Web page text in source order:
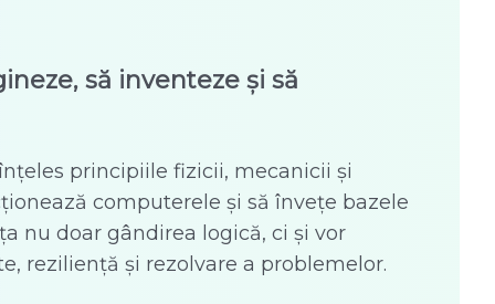
să inventeze și să
principiile fizicii, mecanicii și
computerele și să învețe bazele
nu doar gândirea logică, ci și vor
reziliență și rezolvare a problemelor.